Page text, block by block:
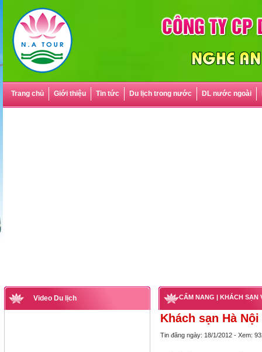
Trang chủ Giới thiệu Tin tức Du lịch trong nước DL nước ngoài
Video Du lịch CẨM NANG | KHÁCH SẠN
Khách sạn Hà
Tin đăng ngày: 18/1/2012 - Xem: